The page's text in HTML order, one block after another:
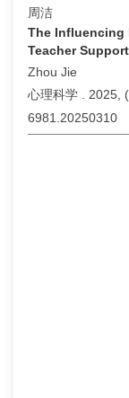
周洁
The Influencing
Teacher
Zhou Jie
心理科学 . 2025, (
6981.20250310